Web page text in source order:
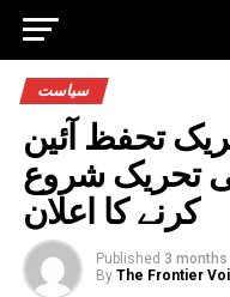
سیاست
تحفظ آئین
تحریک شروع
کرنے کا اعلان
Published 3 months
By The Frontier